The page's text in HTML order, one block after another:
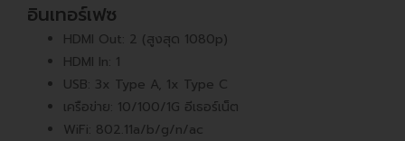
อินเทอร์เฟซ
HDMI Out: 2 (สูงสุด 1080p)
HDMI In: 1
USB: 3x Type A, 1x Type C
เครือข่าย: 10/100/1G อีเธอร์เน็ต
WiFi: 802.11a/b/g/n/ac